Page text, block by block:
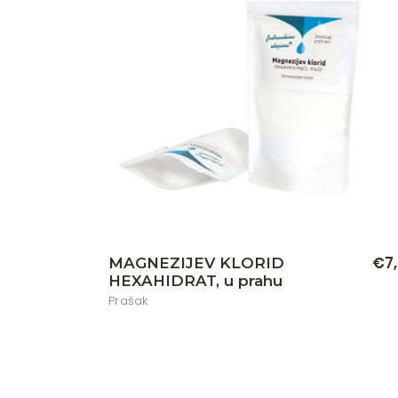
MAGNEZIJEV KLORID
HEXAHIDRAT, u prahu
Prašak
€